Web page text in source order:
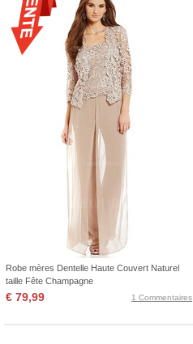
Robe mères Dentelle Haute Couvert Naturel
taille Fête Champagne
€ 79,99 1 Commentaires